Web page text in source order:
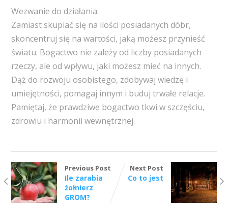
Wezwanie do działania:
Zamiast skupiać się na ilości posiadanych dóbr,
skoncentruj się na wartości, jaką możesz przynieść
światu. Bogactwo nie zależy od liczby posiadanych
rzeczy, ale od wpływu, jaki możesz mieć na innych.
Dąż do rozwoju osobistego, zdobywaj wiedzę i
umiejętności, pomagaj innym i buduj trwałe relacje.
Pamiętaj, że prawdziwe bogactwo tkwi w szczęściu,
zdrowiu i harmonii wewnętrznej.
Previous Post
Ile zarabia
żołnierz
GROM?
Next Post
Co to jest